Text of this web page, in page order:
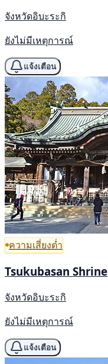
จังหวัดอิบะระกิ
ยังไม่มีเหตุการณ์
แจ้งเตือน
ความเสี่ยงต่ำ
Tsukubasan Shrine
จังหวัดอิบะระกิ
ยังไม่มีเหตุการณ์
แจ้งเตือน